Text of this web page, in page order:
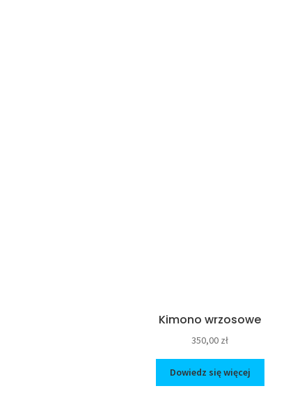
Kimono wrzosowe
350,00 zł
Dowiedz się więcej